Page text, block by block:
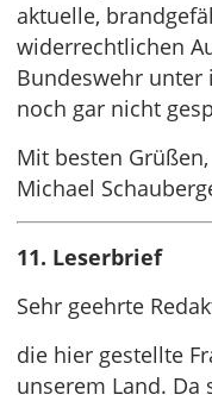
aktuelle,
widerrechtlichen
Bundeswehr unter
noch gar nicht
Mit besten Grüßen,
Michael
11. Leserbrief
Sehr geehrte
die hier gestellte
unserem Land.